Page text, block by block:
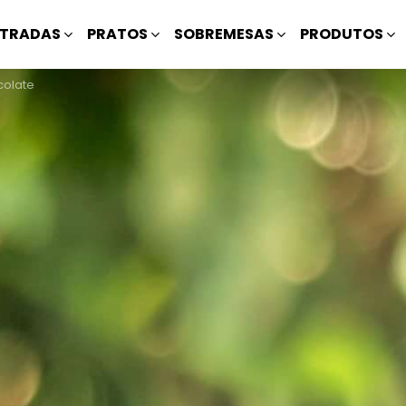
PRATOS SOBREMESAS PRODUTOS